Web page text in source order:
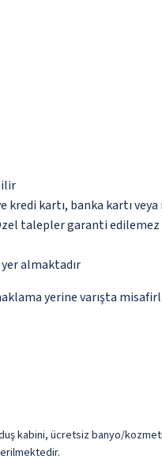
kartı, banka kartı
talepler garanti edilemez
almaktadır
yerine varışta
kabini, ücretsiz banyo/